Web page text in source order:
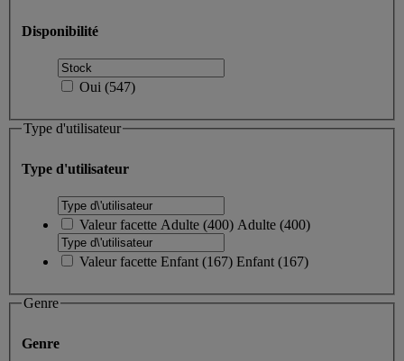
Disponibilité
Oui (547)
Type d'utilisateur
Type d'utilisateur
Valeur facette Adulte (400) Adulte (400)
Valeur facette Enfant (167) Enfant (167)
Genre
Genre